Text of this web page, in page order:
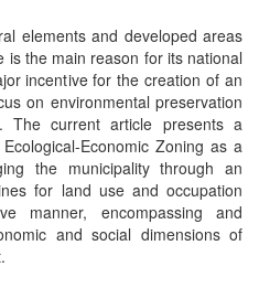
elements and developed areas
the main reason for its national
incentive for the creation of an
on environmental preservation
The current article presents a
Economic Zoning as a
the municipality through an
for land use and occupation
manner, encompassing and
and social dimensions of